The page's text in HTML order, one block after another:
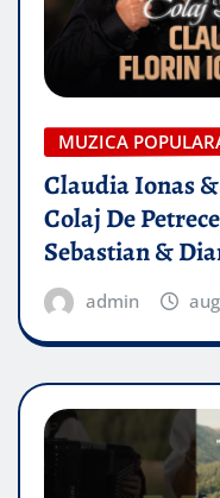
MUZICA
Claudia Ionas
Colaj De
Sebastian &
admin